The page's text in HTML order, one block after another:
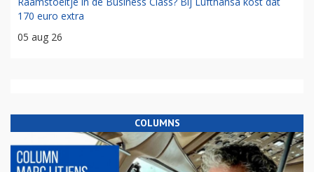
170 euro extra
05 aug 26
COLUMNS